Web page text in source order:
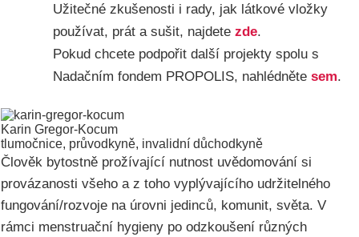
Užitečné zkušenosti i rady, jak látkové vložky
používat, prát a sušit, najdete zde.
Pokud chcete podpořit další projekty spolu s
Nadačním fondem PROPOLIS, nahlédněte sem.
Karin Gregor-Kocum
tlumočnice, průvodkyně, invalidní důchodkyně
Člověk bytostně prožívající nutnost uvědomování si
provázanosti všeho a z toho vyplývajícího udržitelného
fungování/rozvoje na úrovni jedinců, komunit, světa. V
rámci menstruační hygieny po odzkoušení různých